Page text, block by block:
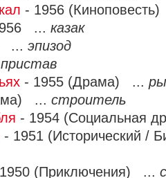
- 1956
... казак
... эпизод
пристав
- 1955 (Драма) ...
... строитель
- 1954 (Социальная
- 1951 (Исторический /
(Приключения) ...